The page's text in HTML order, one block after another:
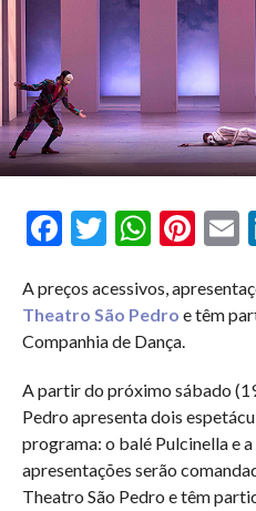
FacebookTwitterWhatsApp
A preços acessivos,
Theatro São Pedro e têm
Companhia de Dança.
A partir do próximo sábado
Pedro apresenta dois
programa: o balé Pulcinella e
apresentações serão
Theatro São Pedro e têm